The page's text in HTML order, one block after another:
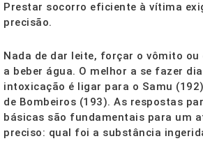
Prestar socorro eficiente à vítima
precisão.
Nada de dar leite, forçar o vômito ou
a beber água. O melhor a se fazer
intoxicação é ligar para o Samu
de Bombeiros (193). As respostas
básicas são fundamentais para um
preciso: qual foi a substância